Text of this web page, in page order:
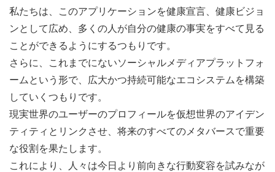
私たちは、このアプリケーションを健康宣言、健康ビジョ
ンとして広め、多くの人が自分の健康の事実をすべて見る
ことができるようにするつもりです。
さらに、これまでにないソーシャルメディアプラットフォ
ームという形で、広大かつ持続可能なエコシステムを構築
していくつもりです。
現実世界のユーザーのプロフィールを仮想世界のアイデン
ティティとリンクさせ、将来のすべてのメタバースで重要
な役割を果たします。
これにより、人々は今日より前向きな行動変容を試みなが